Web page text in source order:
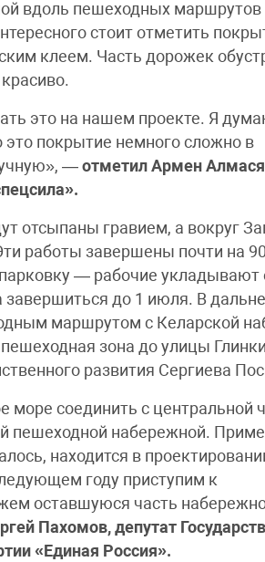
вдоль пешеходных маршрутов
стоит отметить
клеем. Часть дорожек
это на нашем проекте. Я
покрытие немного сложно в
—отметил Армен
отсыпаны гравием, а вокруг
работы завершены почти на
— рабочие укладывают
завершиться до 1 июля. В
маршрутом с Келарской
зона до улицы
развития Сергиева
море соединить с центральной
пешеходной набережной.
находится в
году приступим к
оставшуюся часть
Пахомов, депутат
«Единая Россия».